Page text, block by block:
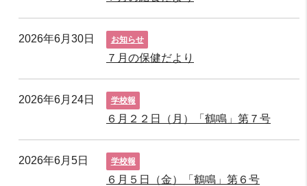
2026年6月30日 お知らせ
７月の保健だより
2026年6月24日 学校報
６月２２日（月）「鶴鳴」第７号
2026年6月5日 学校報
６月５日（金）「鶴鳴」第６号